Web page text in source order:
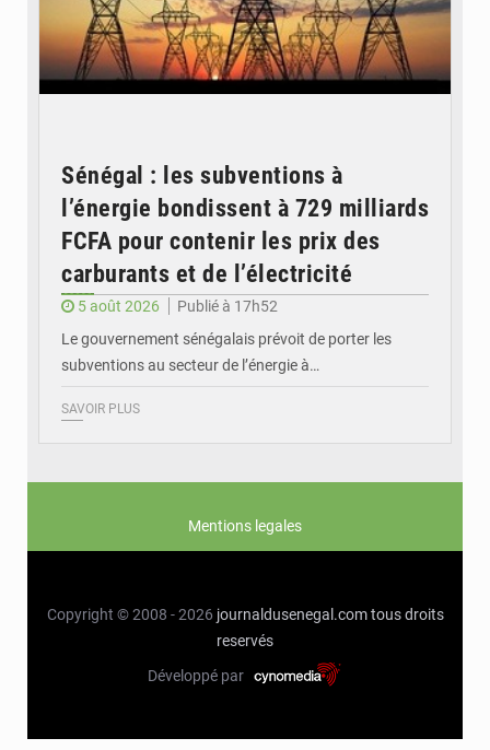
Sénégal : les subventions à
l’énergie bondissent à 729 milliards
FCFA pour contenir les prix des
carburants et de l’électricité
5 août 2026
Publié à 17h52
Le gouvernement sénégalais prévoit de porter les
subventions au secteur de l’énergie à…
SAVOIR PLUS
Mentions legales
Copyright © 2008 - 2026 journaldusenegal.com tous droits
reservés
Développé par